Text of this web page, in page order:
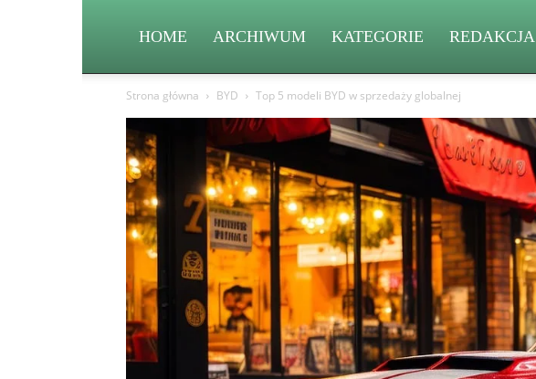
HOME ARCHIWUM KATEGORIE REDAKCJA
Strona główna BYD Top 5 modeli BYD w sprzedaży globalnej